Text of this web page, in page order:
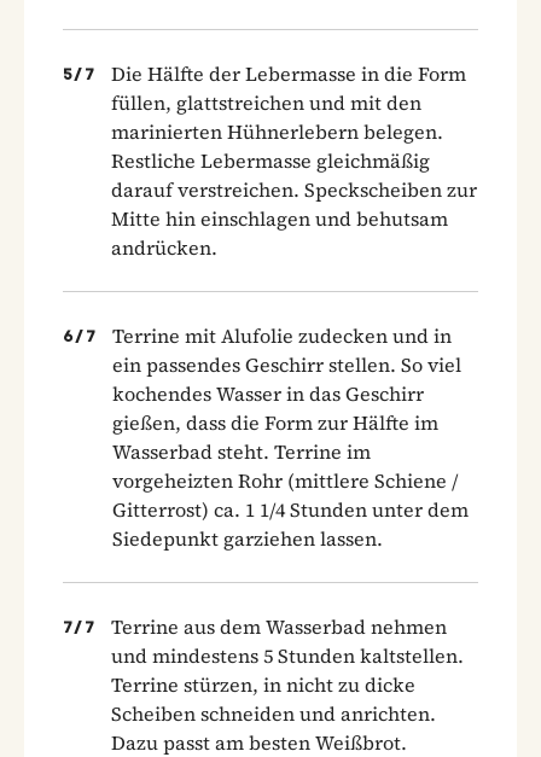
5/ 7
Die Hälfte der Lebermasse in die Form
füllen, glattstreichen und mit den
marinierten Hühnerlebern belegen.
Restliche Lebermasse gleichmäßig
darauf verstreichen. Speckscheiben zur
Mitte hin einschlagen und behutsam
andrücken.
6/ 7
Terrine mit Alufolie zudecken und in
ein passendes Geschirr stellen. So viel
kochendes Wasser in das Geschirr
gießen, dass die Form zur Hälfte im
Wasserbad steht. Terrine im
vorgeheizten Rohr (mittlere Schiene /
Gitterrost) ca. 1 1/4 Stunden unter dem
Siedepunkt garziehen lassen.
7/ 7
Terrine aus dem Wasserbad nehmen
und mindestens 5 Stunden kaltstellen.
Terrine stürzen, in nicht zu dicke
Scheiben schneiden und anrichten.
Dazu passt am besten Weißbrot.